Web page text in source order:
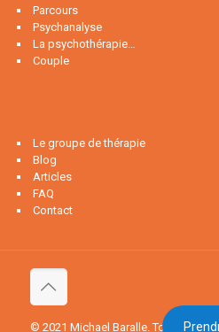
Parcours
Psychanalyse
La psychothérapie…
Couple
Le groupe de thérapie
Blog
Articles
FAQ
Contact
© 2021 Michael Baralle. Tous droits